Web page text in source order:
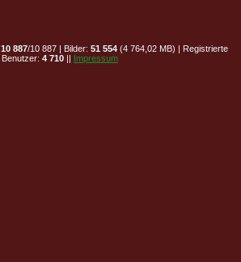
10 887/10 887 | Bilder: 51 554(4 764,02 MB) | Registrierte
Benutzer: 4 710 || Impressum